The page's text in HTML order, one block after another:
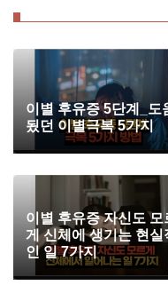
이별 후유증 5단계_도
됬던 이별극복 5가지
이별 후유증 자신도 모
게 신체에 생기는 현실
인 일 7가지